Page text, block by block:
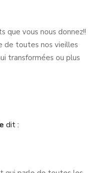
que vous nous donnez!!
de toutes nos vieilles
transformées ou plus
dit :